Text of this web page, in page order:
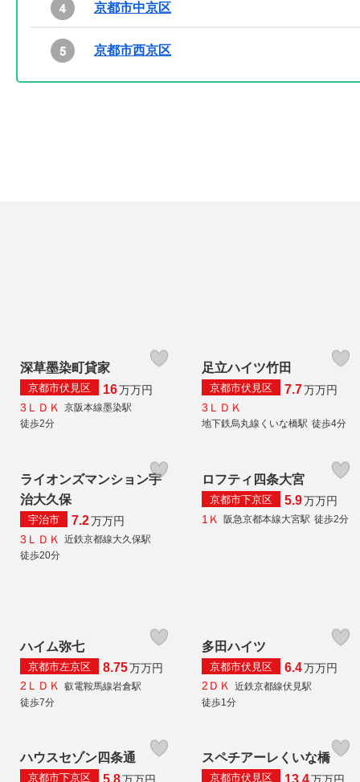
京都市中京区
京都市西京区
深草墨染町貸家
京都市伏見区 16万万円
3ＬＤＫ
京阪本線墨染駅
徒歩2分
足立ハイツ竹田
京都市伏見区 7.7万万円
3ＬＤＫ
地下鉄烏丸線くいな橋駅 徒歩4分
ライオンズマンション宇
治大久保
宇治市 7.2万万円
3ＬＤＫ
近鉄京都線大久保駅
徒歩20分
ロフティ四条大宮
京都市下京区 5.9万万円
1Ｋ
阪急京都本線大宮駅 徒歩2分
ハイム弥七
京都市左京区 8.75万万円
2ＬＤＫ 叡電鞍馬線岩倉駅
徒歩7分
多田ハイツ
京都市伏見区 6.4万万円
2ＤＫ 近鉄京都線伏見駅
徒歩1分
ハウスセゾン四条通
京都市下京区 5.8
スペチアーレくいな橋
京都市伏見区 13.4